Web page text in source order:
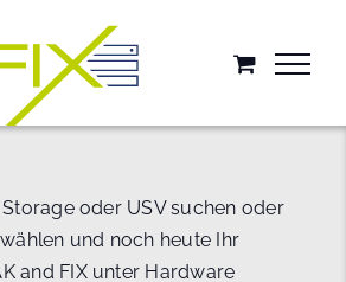
oder USV suchen oder
und noch heute Ihr
and FIX unter Hardware